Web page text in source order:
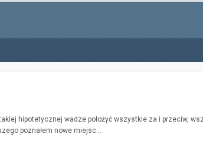
hipotetycznej wadze położyć wszystkie za i przeciw,
poznałem nowe miejsc...